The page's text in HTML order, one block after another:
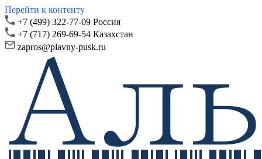
Перейти к контенту
+7 (499) 322-77-09 Россия
+7 (717) 269-69-54 Казахстан
zapros@plavny-pusk.ru